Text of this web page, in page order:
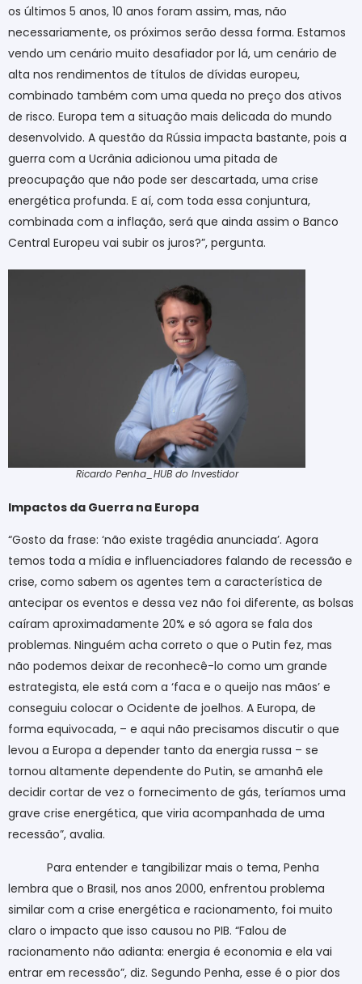
os últimos 5 anos, 10 anos foram assim, mas, não
necessariamente, os próximos serão dessa forma. Estamos
vendo um cenário muito desafiador por lá, um cenário de
alta nos rendimentos de títulos de dívidas europeu,
combinado também com uma queda no preço dos ativos
de risco. Europa tem a situação mais delicada do mundo
desenvolvido. A questão da Rússia impacta bastante, pois a
guerra com a Ucrânia adicionou uma pitada de
preocupação que não pode ser descartada, uma crise
energética profunda. E aí, com toda essa conjuntura,
combinada com a inflação, será que ainda assim o Banco
Central Europeu vai subir os juros?”, pergunta.
Ricardo Penha_HUB do Investidor
Impactos da Guerra na Europa
“Gosto da frase: ‘não existe tragédia anunciada’. Agora
temos toda a mídia e influenciadores falando de recessão e
crise, como sabem os agentes tem a característica de
antecipar os eventos e dessa vez não foi diferente, as bolsas
caíram aproximadamente 20% e só agora se fala dos
problemas. Ninguém acha correto o que o Putin fez, mas
não podemos deixar de reconhecê-lo como um grande
estrategista, ele está com a ‘faca e o queijo nas mãos’ e
conseguiu colocar o Ocidente de joelhos. A Europa, de
forma equivocada, – e aqui não precisamos discutir o que
levou a Europa a depender tanto da energia russa – se
tornou altamente dependente do Putin, se amanhã ele
decidir cortar de vez o fornecimento de gás, teríamos uma
grave crise energética, que viria acompanhada de uma
recessão”, avalia.
Para entender e tangibilizar mais o tema, Penha
lembra que o Brasil, nos anos 2000, enfrentou problema
similar com a crise energética e racionamento, foi muito
claro o impacto que isso causou no PIB. “Falou de
racionamento não adianta: energia é economia e ela vai
entrar em recessão”, diz. Segundo Penha, esse é o pior dos